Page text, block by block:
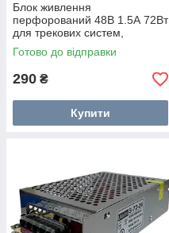
Блок живлення
перфорований 48В 1.5А 72Вт
для трекових систем,
UAlectric
Готово до відправки
290 ₴
Купити